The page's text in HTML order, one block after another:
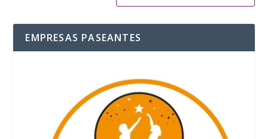
EMPRESAS PASEANTES